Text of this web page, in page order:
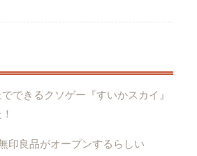
できるクソゲー『すいかスカイ』
印良品がオープンするらしい